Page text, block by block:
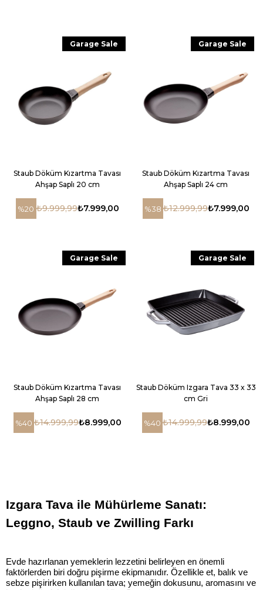
Staub Döküm Kızartma Tavası
Ahşap Saplı 20 cm
₺7.999,00
₺9.999,99
%20
Garage Sale
Staub Döküm Kızartma Tavası
Ahşap Saplı 24 cm
₺7.999,00
₺12.999,99
%38
Garage Sale
Staub Döküm Kızartma Tavası
Ahşap Saplı 28 cm
₺8.999,00
₺14.999,99
%40
Garage Sale
Staub Döküm Izgara Tava 33 x 33
cm Gri
₺8.999,00
₺14.999,99
%40
Garage Sale
Izgara Tava ile Mühürleme Sanatı:
Leggno, Staub ve Zwilling Farkı
Evde hazırlanan yemeklerin lezzetini belirleyen en önemli
faktörlerden biri doğru pişirme ekipmanıdır. Özellikle et, balık ve
sebze pişirirken kullanılan tava; yemeğin dokusunu, aromasını ve